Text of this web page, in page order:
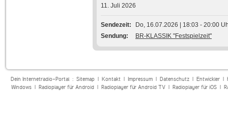
11. Juli 2026
Sendezeit
Do, 16.07.2026 | 18:03 - 20:00
Sendung
BR-KLASSIK "Festspielzeit"
Dein Internetradio-Portal : Sitemap| Kontakt| Impressum| Datenschutz| Entwickler|
Windows| Radioplayer für Android| Radioplayer für Android TV| Radioplayer für iOS|